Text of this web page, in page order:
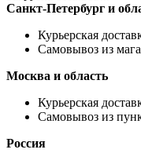
Санкт-Петербург и
Курьерская
Самовывоз из
Москва и область
Курьерская
Самовывоз из
Россия